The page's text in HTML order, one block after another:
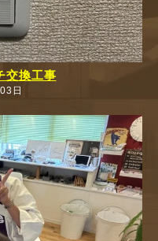
換工事
日